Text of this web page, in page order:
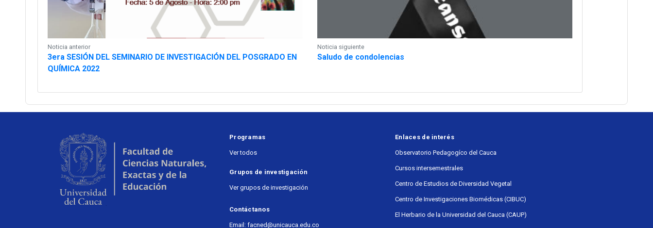
Noticia anterior
3era SESIÓN DEL SEMINARIO DE INVESTIGACIÓN DEL POSGRADO EN
QUÍMICA 2022
Noticia siguiente
Saludo de condolencias
Programas
Ver todos
Grupos de investigación
Ver grupos de investigación
Contáctanos
Email: facned@unicauca.edu.co
Enlaces de interés
Observatorio Pedagogíco del Cauca
Cursos intersemestrales
Centro de Estudios de Diversidad Vegetal
Centro de Investigaciones Biomédicas (CIBUC)
El Herbario de la Universidad del Cauca (CAUP)